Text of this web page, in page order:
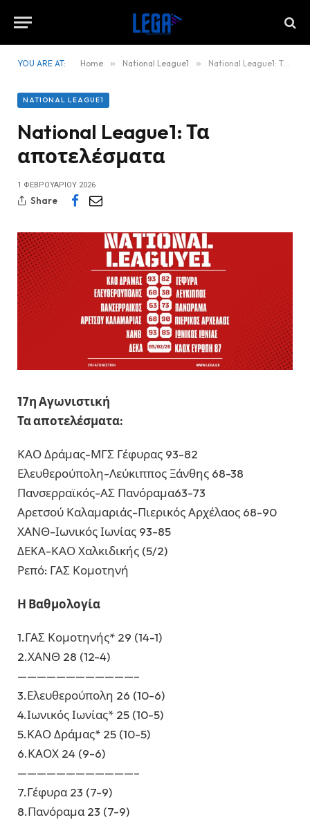
YOU ARE AT: Home » National League1 » National League1: Τα αποτελέσματα
NATIONAL LEAGUE1
National League1: Τα
αποτελέσματα
1 ΦΕΒΡΟΥΑΡΊΟΥ 2026
Share
17η Αγωνιστική
Τα αποτελέσματα:
ΚΑΟ Δράμας-ΜΓΣ Γέφυρας 93-82
Ελευθερούπολη-Λεύκιππος Ξάνθης 68-38
Πανσερραϊκός-ΑΣ Πανόραμα63-73
Αρετσού Καλαμαριάς-Πιερικός Αρχέλαος 68-90
ΧΑΝΘ-Ιωνικός Ιωνίας 93-85
ΔΕΚΑ-ΚΑΟ Χαλκιδικής (5/2)
Ρεπό: ΓΑΣ Κομοτηνή
Η Βαθμολογία
1.ΓΑΣ Κομοτηνής* 29 (14-1)
2.ΧΑΝΘ 28 (12-4)
————————————–
3.Ελευθερούπολη 26 (10-6)
4.Ιωνικός Ιωνίας* 25 (10-5)
5.ΚΑΟ Δράμας* 25 (10-5)
6.ΚΑΟΧ 24 (9-6)
————————————–
7.Γέφυρα 23 (7-9)
8.Πανόραμα 23 (7-9)